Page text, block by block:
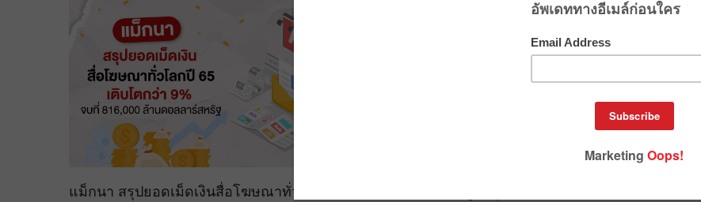
แม็กนา สรุปยอดเม็ดเงินสื่อโฆษณาทั่วโลกปี 65 ยัง